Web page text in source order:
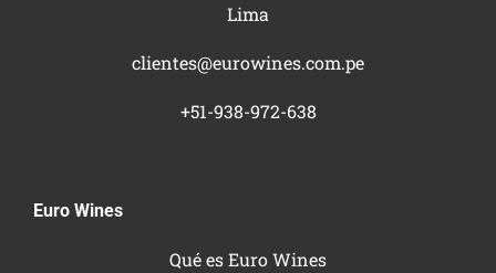
Lima
clientes@eurowines.com.pe
+51-938-972-638
Euro Wines
Qué es Euro Wines